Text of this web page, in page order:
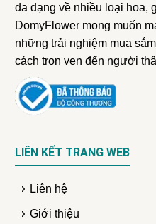
đa dạng về nhiều loại hoa,
DomyFlower mong muốn
những trải nghiệm mua
cách trọn vẹn đến người
LIÊN KẾT TRANG WEB
Liên hệ
Giới thiệu